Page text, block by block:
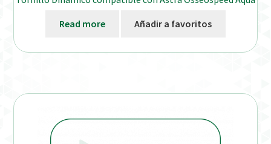
Read more Añadir a favoritos